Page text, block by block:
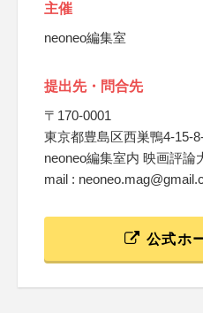
主催
neoneo編集室
提出先・問合先
〒170-0001
東京都豊島区西巣鴨4-15-
neoneo編集室内 映画評論
mail :
公式ホ